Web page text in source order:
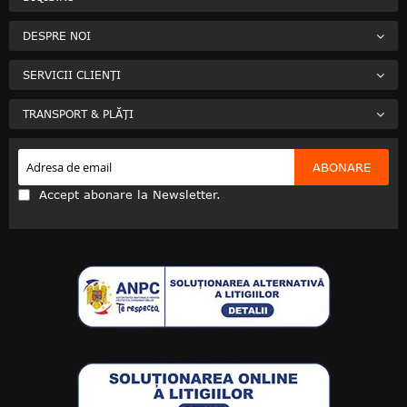
DESPRE NOI
SERVICII CLIENȚI
TRANSPORT & PLĂȚI
ABONARE
Accept abonare la Newsletter.